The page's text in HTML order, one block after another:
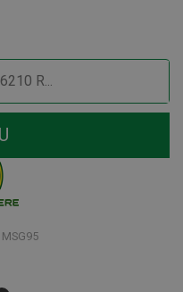
MSG95